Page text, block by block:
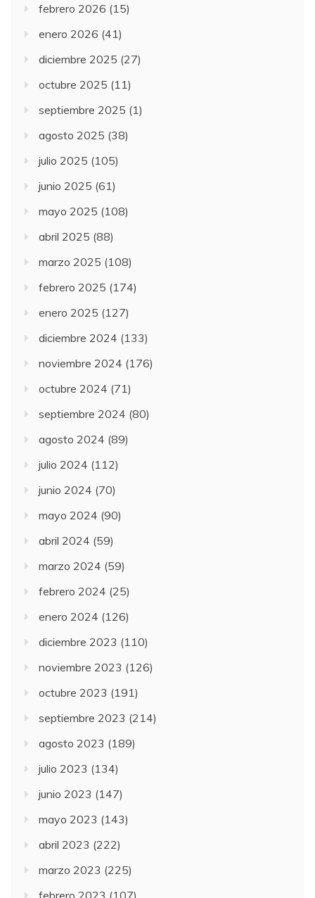
febrero 2026 (15)
enero 2026 (41)
diciembre 2025 (27)
octubre 2025 (11)
septiembre 2025 (1)
agosto 2025 (38)
julio 2025 (105)
junio 2025 (61)
mayo 2025 (108)
abril 2025 (88)
marzo 2025 (108)
febrero 2025 (174)
enero 2025 (127)
diciembre 2024 (133)
noviembre 2024 (176)
octubre 2024 (71)
septiembre 2024 (80)
agosto 2024 (89)
julio 2024 (112)
junio 2024 (70)
mayo 2024 (90)
abril 2024 (59)
marzo 2024 (59)
febrero 2024 (25)
enero 2024 (126)
diciembre 2023 (110)
noviembre 2023 (126)
octubre 2023 (191)
septiembre 2023 (214)
agosto 2023 (189)
julio 2023 (134)
junio 2023 (147)
mayo 2023 (143)
abril 2023 (222)
marzo 2023 (225)
febrero 2023 (107)